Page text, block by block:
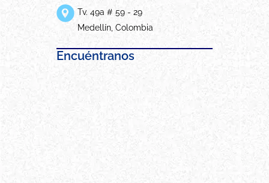
Tv. 49a # 59 - 29
Medellín, Colombia
Encuéntranos